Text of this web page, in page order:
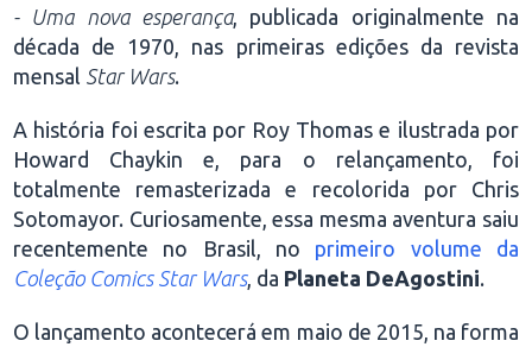
- Uma nova esperança, publicada originalmente na
década de 1970, nas primeiras edições da revista
mensal Star Wars.
A história foi escrita por Roy Thomas e ilustrada por
Howard Chaykin e, para o relançamento, foi
totalmente remasterizada e recolorida por Chris
Sotomayor. Curiosamente, essa mesma aventura saiu
recentemente no Brasil, no primeiro volume da
Coleção Comics Star Wars, da Planeta DeAgostini.
O lançamento acontecerá em maio de 2015, na forma